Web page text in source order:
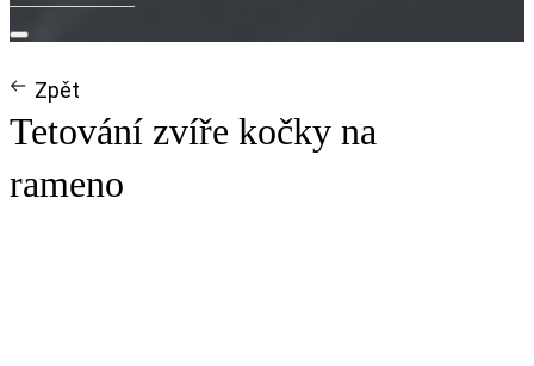
Zpět
Tetování zvíře kočky na
rameno